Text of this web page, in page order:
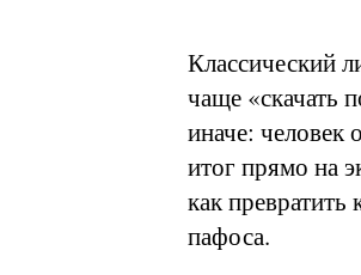
Классический
чаще «скачать
иначе: человек
итог прямо на
как
пафоса.